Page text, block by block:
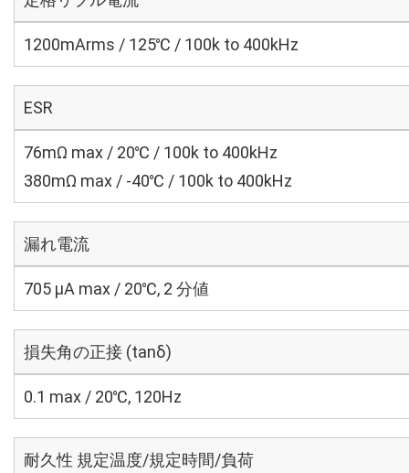
1200mArms / 125℃ / 100k to 400kHz
ESR
76mΩ max / 20℃ / 100k to 400kHz
380mΩ max / -40℃ / 100k to 400kHz
漏れ電流
705 μA max / 20℃, 2 分値
損失角の正接 (tanδ)
0.1 max / 20℃, 120Hz
耐久性 規定温度/規定時間/負荷